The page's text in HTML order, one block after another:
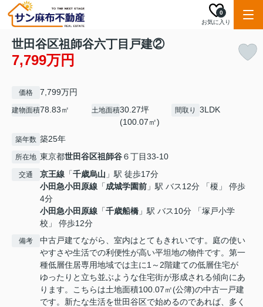
お気に入り
0
世田谷区祖師谷六丁目戸建②
7,799万円
価格 7,799万円
建物面積78.83㎡ 土地面積30.27坪
(100.07㎡)
間取り 3LDK
築年数 築25年
所在地 東京都世田谷区祖師谷６丁目33-10
交通 京王線 「千歳烏山 」駅 徒歩17分
小田急小田原線 「成城学園前 」駅 バス12分 「榎」 停歩
4分
小田急小田原線 「千歳船橋 」駅 バス10分 「塚戸小学
校」 停歩12分
備考
中古戸建てながら、室内はとてもきれいです。庭の使い
やすさや生活での利便性が高い平坦地の物件です。第一
種低層住居専用地域では主に1～2階建ての低層住宅が
ゆったりと立ち並ぶような住宅街が形成される傾向にあ
ります。こちらは土地面積100.07㎡(公簿)の中古一戸建
です。新たな生活を世田谷区で始めるのであれば、多く